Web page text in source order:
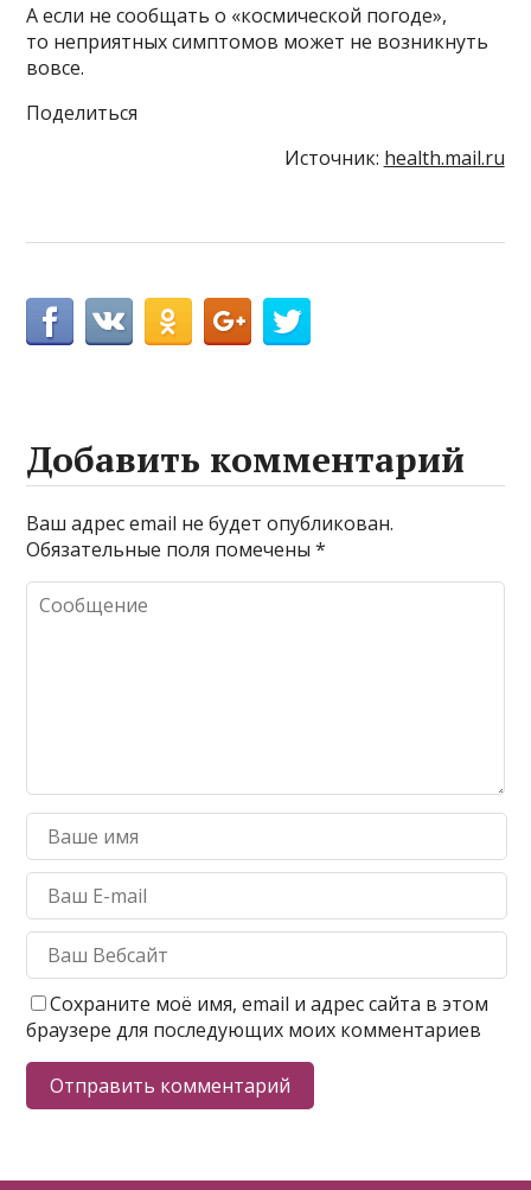
А если не сообщать о «космической погоде»,
то неприятных симптомов может не возникнуть
вовсе.
Поделиться
Источник: health.mail.ru
Добавить комментарий
Ваш адрес email не будет опубликован.
Обязательные поля помечены*
Сохраните моё имя, email и адрес сайта в этом
браузере для последующих моих комментариев